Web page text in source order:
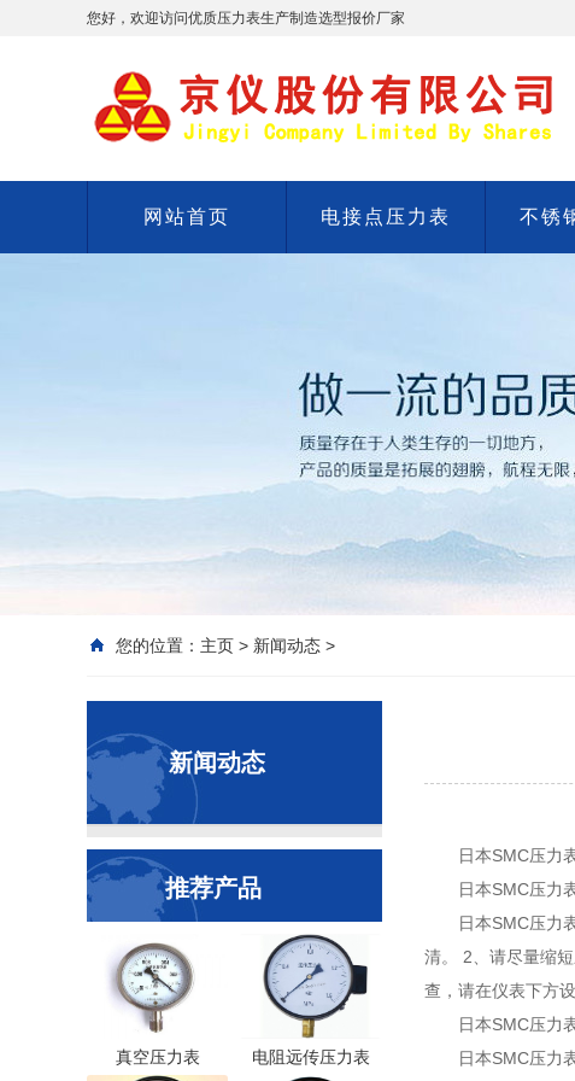
您好，欢迎访问优质压力表生产制造选型报价厂家
网站首页 电接点压力表 不锈
您的位置： 主页 > 新闻动态 >
新闻动态
推荐产品
真空压力表 电阻远传压力表
日本SMC压力
日本SMC压力
日本SMC压力
清。 2、请尽量缩
查，请在仪表下方
日本SMC压力
日本SMC压力